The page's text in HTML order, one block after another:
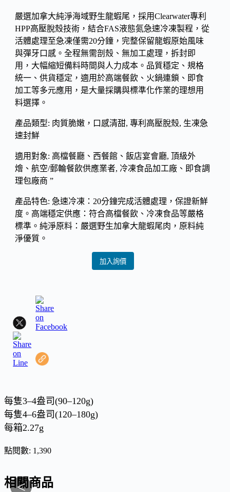
嚴選加拿大純淨海域野生龍蝦尾，採用Clearwater專利
HPP高壓脫殼技術，結合FAS液態氮急速冷凍製程，從
活體處理至急凍僅需20分鐘，完整保留龍蝦原始風味
與彈牙口感。全程無需剖殼、無加工處理，拆封即
用，大幅縮短備料時間與人力成本。品質穩定、規格
統一、供貨穩定，適用於高端餐飲、火鍋連鎖、即食
加工等多元應用，是大量採購與標準化作業的理想用
料選擇。
產品類型: 肉質脆嫩，口感清甜, 專利高壓脫殼, 生凍急
速封鮮
適用對象: 高檔餐廳、西餐館、飯店宴會廳, 頂級外
燴、航空/郵輪餐飲供應業者, 冷凍食品加工廠、即食調
理包廠商 ”
產品特色: 急速冷凍：20分鐘完成活體處理，保證新鮮
度。高端穩定供應：符合高檔餐飲、冷凍食品等嚴格
標準。純淨原料：嚴選野生加拿大龍蝦尾肉，原料純
淨優質。
加入詢價
每隻3–4盎司(90–120g)
每隻4–6盎司(120–180g)
每箱2.27g
點閱數: 1,390
相關商品
<